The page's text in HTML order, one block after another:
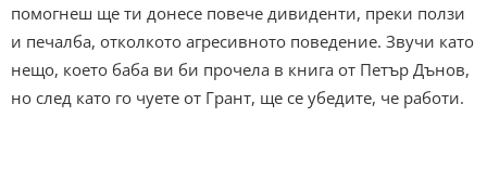
помогнеш ще ти донесе повече дивиденти, преки ползи
и печалба, отколкото агресивното поведение. Звучи като
нещо, което баба ви би прочела в книга от Петър Дънов,
но след като го чуете от Грант, ще се убедите, че работи.